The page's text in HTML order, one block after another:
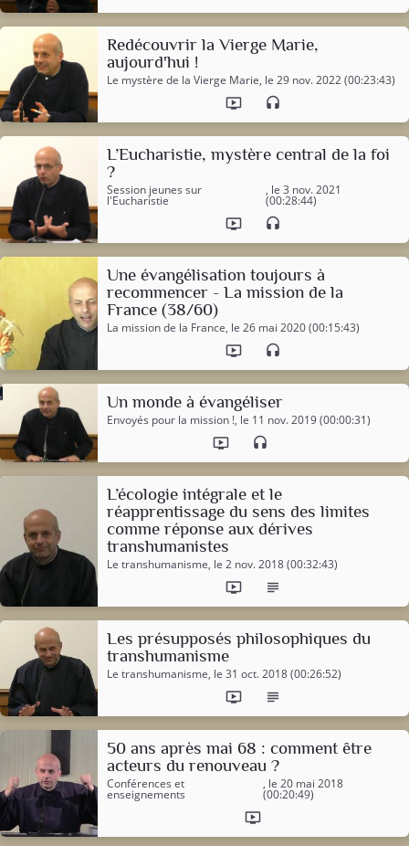
Redécouvrir la Vierge Marie,
aujourd'hui !
Le mystère de la Vierge Marie, le 29 nov. 2022 (00:23:43)
ondemand_video headset
L’Eucharistie, mystère central de la foi
?
Session jeunes sur
l'Eucharistie
, le 3 nov. 2021
(00:28:44)
ondemand_video headset
Une évangélisation toujours à
recommencer - La mission de la
France (38/60)
La mission de la France, le 26 mai 2020 (00:15:43)
ondemand_video headset
Un monde à évangéliser
Envoyés pour la mission !, le 11 nov. 2019 (00:00:31)
ondemand_video headset
L’écologie intégrale et le
réapprentissage du sens des limites
comme réponse aux dérives
transhumanistes
Le transhumanisme, le 2 nov. 2018 (00:32:43)
ondemand_video subject
Les présupposés philosophiques du
transhumanisme
Le transhumanisme, le 31 oct. 2018 (00:26:52)
ondemand_video subject
50 ans après mai 68 : comment être
acteurs du renouveau ?
Conférences et
enseignements
, le 20 mai 2018
(00:20:49)
ondemand_video